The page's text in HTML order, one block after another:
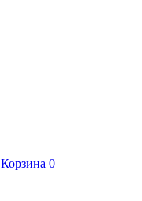
Корзина 0